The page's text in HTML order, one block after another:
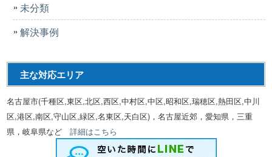
未分類
解決事例
主な対応エリア
名古屋市(千種区,東区,北区,西区,中村区,中区,昭和区,瑞穂区,熱田区,中川
区,港区,南区,守山区,緑区,名東区,天白区)，名古屋近郊，愛知県，三重
県，岐阜県など詳細はこちら